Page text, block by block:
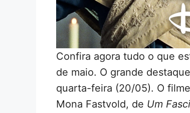
Confira agora tudo o que
de maio. O grande
quarta-feira (20/05). O
Mona Fastvold, de Um